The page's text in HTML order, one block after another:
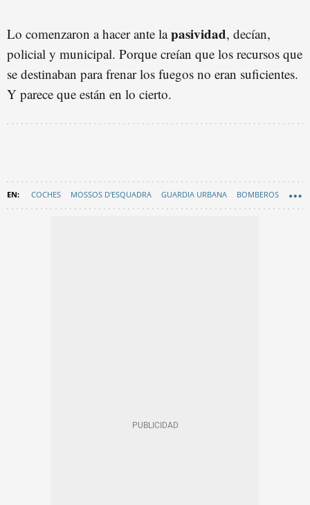
Lo comenzaron a hacer ante lapasividad, decían,
policial y municipal. Porque creían que los recursos que
se destinaban para frenar los fuegos no eran suficientes.
Y parece que están en lo cierto.
COCHES MOSSOS D'ESQUADRA GUARDIA URBANA BOMBEROS